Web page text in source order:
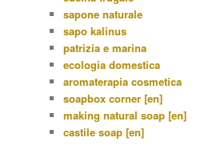
sapone naturale
sapo kalinus
patrizia e marina
ecologia domestica
aromaterapia cosmetica
soapbox corner [en]
making natural soap [en]
castile soap [en]